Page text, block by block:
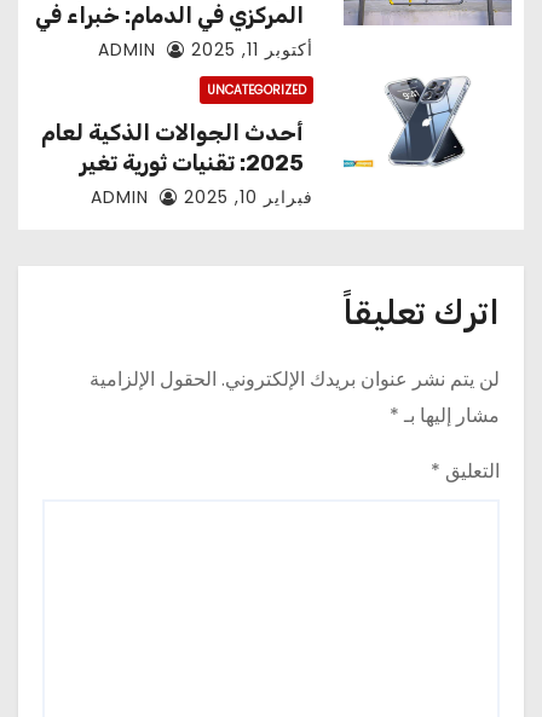
المركزي في الدمام: خبراء في
خدمات الغاز الطبيعي
أكتوبر 11, 2025
UNCATEGORIZED
أحدث الجوالات الذكية لعام
2025: تقنيات ثورية تغير
مفهوم الهواتف
فبراير 10, 2025
اترك تعليقاً
لن يتم نشر عنوان بريدك الإلكتروني. الحقول الإلزامية
مشار إليها بـ*
التعليق *